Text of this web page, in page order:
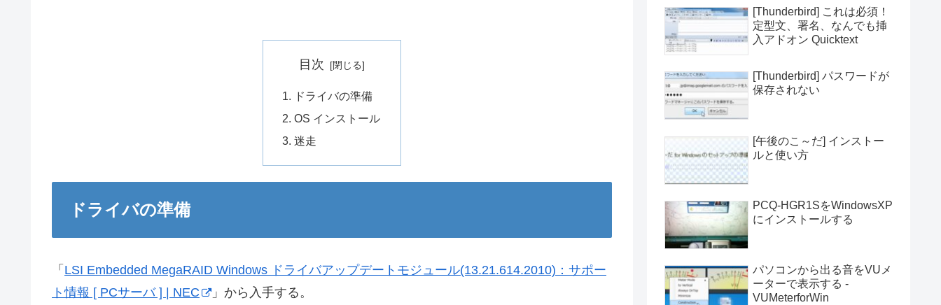
目次
ドライバの準備
OS インストール
迷走
ドライバの準備
「 LSI Embedded MegaRAID Windows ドライバアップデートモジュール(13.21.614.2010)：サポー
ト情報 [ PCサーバ ] | NEC
」から入手する。
[Thunderbird] これは必須！
定型文、署名、なんでも挿
入アドオン Quicktext
[Thunderbird] パスワードが
保存されない
[午後のこ～だ] インストー
ルと使い方
PCQ-HGR1SをWindowsXP
にインストールする
パソコンから出る音をVUメ
ーターで表示する -
VUMeterforWin